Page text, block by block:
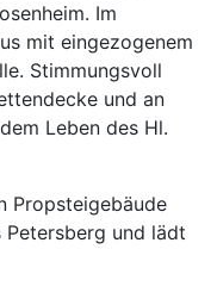
Im
mit eingezogenem
Stimmungsvoll
und an
Leben des Hl.
Propsteigebäude
Petersberg und lädt